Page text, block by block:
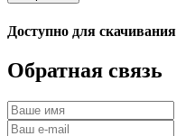
Доступно для скачивания
Обратная связь